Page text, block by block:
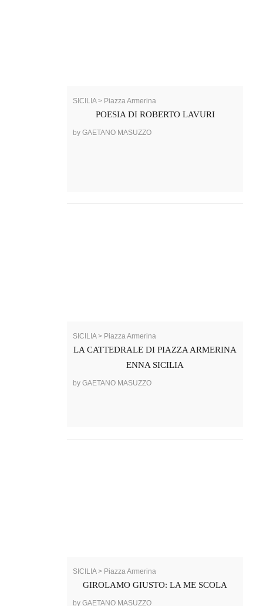
SICILIA > Piazza Armerina
POESIA DI ROBERTO LAVURI
by GAETANO MASUZZO
SICILIA > Piazza Armerina
LA CATTEDRALE DI PIAZZA ARMERINA
ENNA SICILIA
by GAETANO MASUZZO
SICILIA > Piazza Armerina
GIROLAMO GIUSTO: LA ME SCOLA
by GAETANO MASUZZO